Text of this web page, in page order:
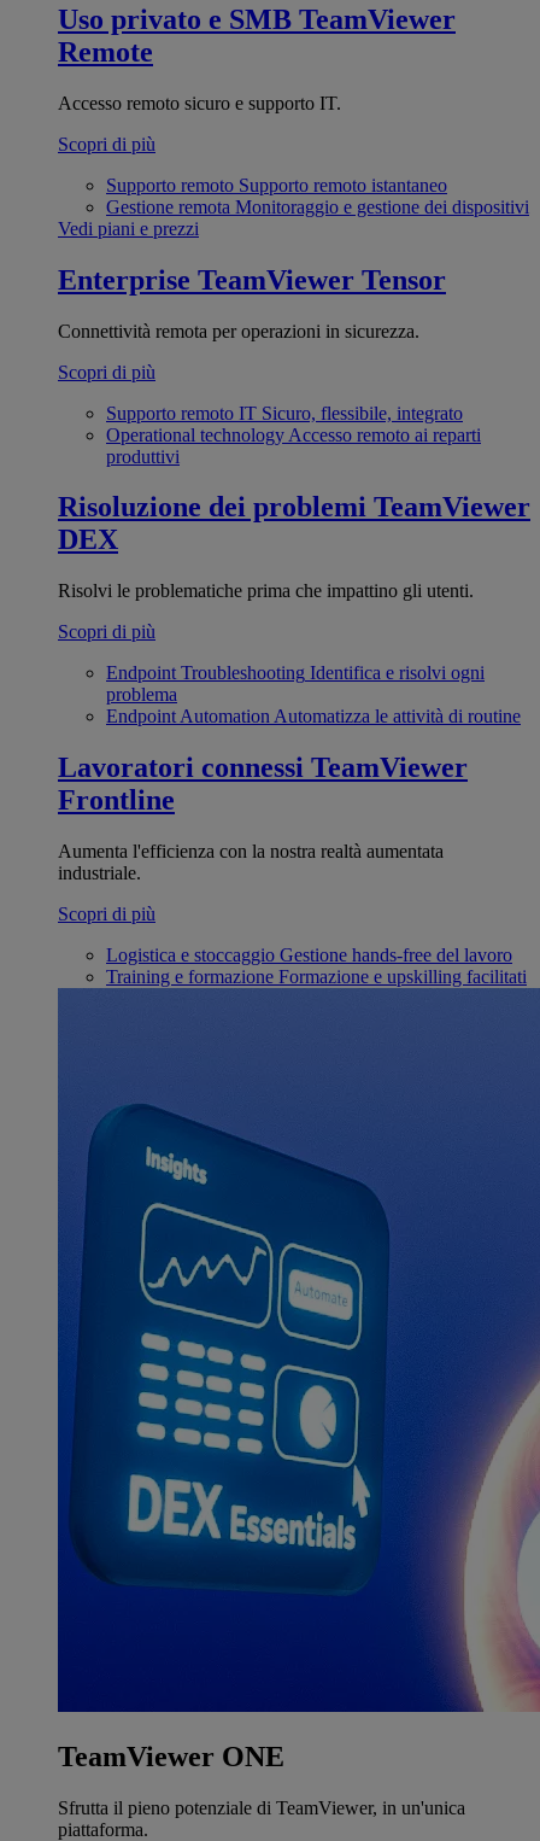
Uso privato e SMB TeamViewer
Remote
Accesso remoto sicuro e supporto IT.
Scopri di più
Supporto remoto Supporto remoto istantaneo
Gestione remota Monitoraggio e gestione dei dispositivi
Vedi piani e prezzi
Enterprise TeamViewer Tensor
Connettività remota per operazioni in sicurezza.
Scopri di più
Supporto remoto IT Sicuro, flessibile, integrato
Operational technology Accesso remoto ai reparti
produttivi
Risoluzione dei problemi TeamViewer
DEX
Risolvi le problematiche prima che impattino gli utenti.
Scopri di più
Endpoint Troubleshooting Identifica e risolvi ogni
problema
Endpoint Automation Automatizza le attività di routine
Lavoratori connessi TeamViewer
Frontline
Aumenta l'efficienza con la nostra realtà aumentata
industriale.
Scopri di più
Logistica e stoccaggio Gestione hands-free del lavoro
Training e formazione Formazione e upskilling facilitati
TeamViewer ONE
Sfrutta il pieno potenziale di TeamViewer, in un'unica
piattaforma.